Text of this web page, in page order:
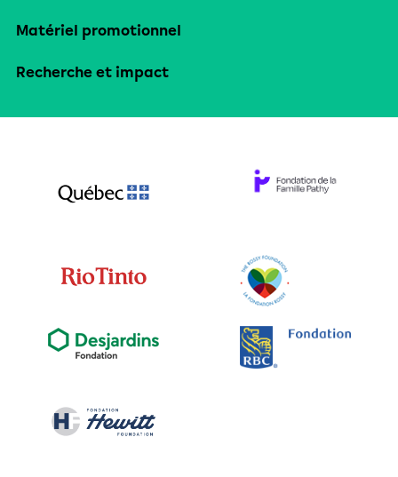
Matériel promotionnel
Recherche et impact